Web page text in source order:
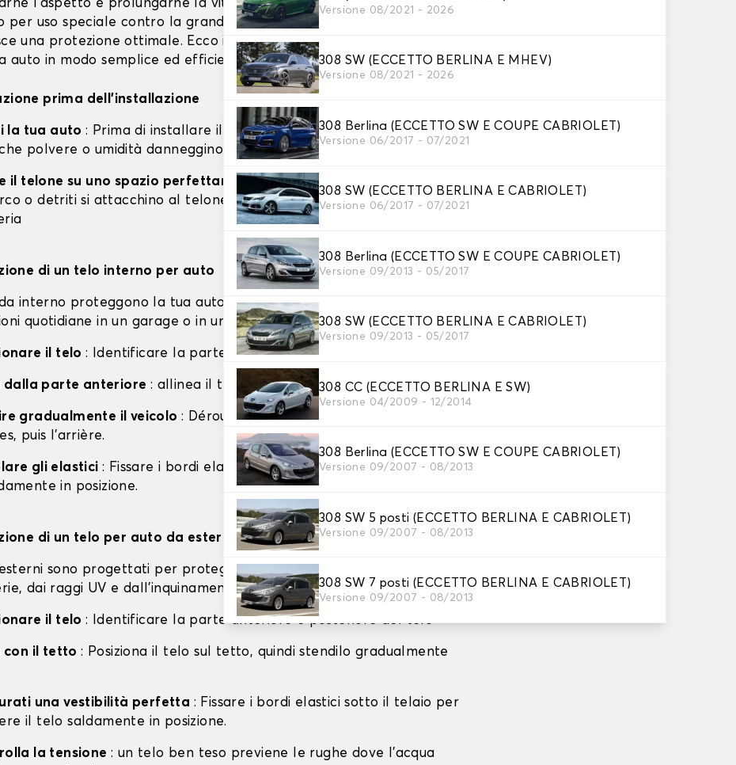
Versione 08/2021 - 2026
308 SW (ECCETTO BERLINA E MHEV)
Versione 08/2021 - 2026
308 Berlina (ECCETTO SW E COUPE CABRIOLET)
Versione 06/2017 - 07/2021
308 SW (ECCETTO BERLINA E CABRIOLET)
Versione 06/2017 - 07/2021
308 Berlina (ECCETTO SW E COUPE CABRIOLET)
Versione 09/2013 - 05/2017
308 SW (ECCETTO BERLINA E CABRIOLET)
Versione 09/2013 - 05/2017
308 CC (ECCETTO BERLINA E SW)
Versione 04/2009 - 12/2014
308 Berlina (ECCETTO SW E COUPE CABRIOLET)
Versione 09/2007 - 08/2013
308 SW 5 posti (ECCETTO BERLINA E CABRIOLET)
Versione 09/2007 - 08/2013
308 SW 7 posti (ECCETTO BERLINA E CABRIOLET)
Versione 09/2007 - 08/2013
l'aspetto e prolungarne la vita. Che si tratti di teloni per interni,
per uso speciale contro la grandine, la corretta installazione
una protezione ottimale. Ecco i nostri consigli per installare i teloni
auto in modo semplice ed efficiente.
prima dell'installazione
la tua auto: Prima di installare il telo, pulisci e asciuga il veicolo per
polvere o umidità danneggino la vernice.
il telone su uno spazio perfettamente pulito: è importante evitare
o detriti si attacchino al telone, che potrebbero graffiare la
di un telo interno per auto
interno proteggono la tua auto da polvere, graffi e piccole
quotidiane in un garage o in uno spazio chiuso.
il telo: Identificare la parte anteriore e posteriore del telo.
dalla parte anteriore : allinea il telo con il cofano e il parabrezza.
gradualmente il veicolo : Déroulez doucement la bâche sur le toit,
puis l'arrière.
gli elastici : Fissare i bordi elastici sotto il telaio per mantenere il
in posizione.
di un telo per auto da esterno
sono progettati per proteggere il tuo veicolo dalle
dai raggi UV e dall'inquinamento.
il telo: Identificare la parte anteriore e posteriore del telo
con il tetto: Posiziona il telo sul tetto, quindi stendilo gradualmente
una vestibilità perfetta : Fissare i bordi elastici sotto il telaio per
il telo saldamente in posizione.
la tensione : un telo ben teso previene le rughe dove l'acqua